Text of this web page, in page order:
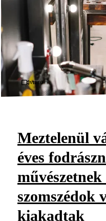
Videó
Meztelenül
éves
szomszédok
kiakadtak